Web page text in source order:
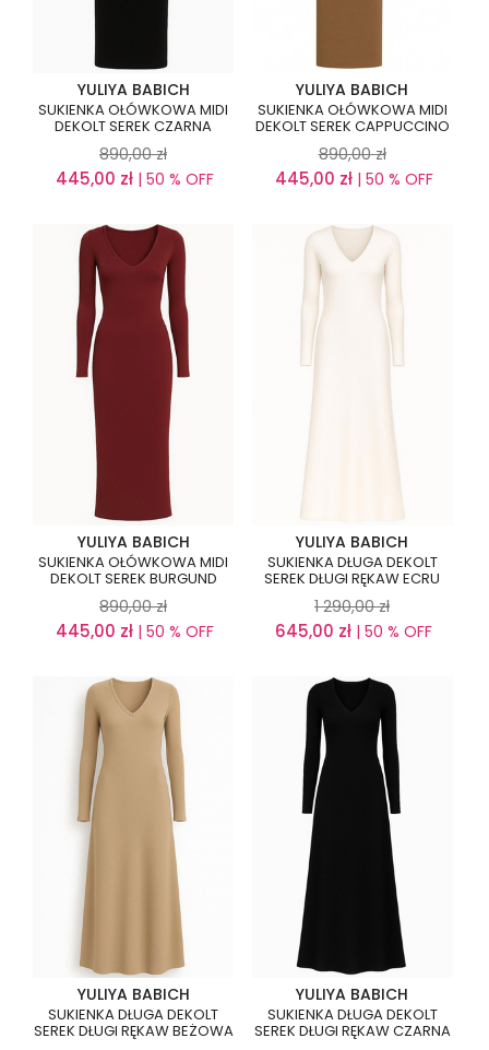
YULIYA BABICH
SUKIENKA OŁÓWKOWA MIDI
DEKOLT SEREK CZARNA
890,00 zł
445,00 zł | 50 % OFF
YULIYA BABICH
SUKIENKA OŁÓWKOWA MIDI
DEKOLT SEREK CAPPUCCINO
890,00 zł
445,00 zł| 50 % OFF
YULIYA BABICH
SUKIENKA OŁÓWKOWA MIDI
DEKOLT SEREK BURGUND
890,00 zł
445,00 zł | 50 % OFF
YULIYA BABICH
SUKIENKA DŁUGA DEKOLT
SEREK DŁUGI RĘKAW ECRU
1 290,00 zł
645,00 zł | 50 % OFF
YULIYA BABICH
SUKIENKA DŁUGA DEKOLT
SEREK DŁUGI RĘKAW BEŻOWA
YULIYA BABICH
SUKIENKA DŁUGA DEKOLT
SEREK DŁUGI RĘKAW CZARNA